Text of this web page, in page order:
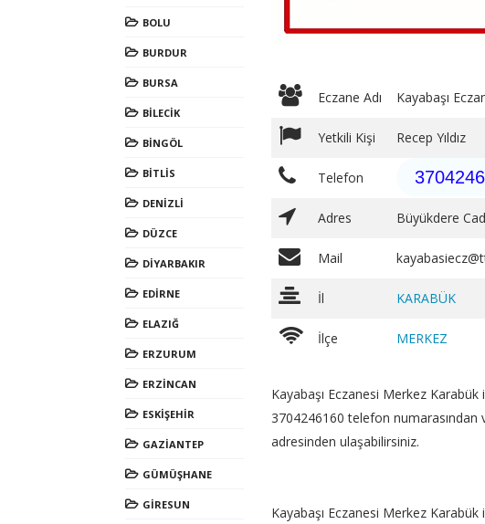
BOLU
BURDUR
BURSA
BİLECİK
BİNGÖL
BİTLİS
DENİZLİ
DÜZCE
DİYARBAKIR
EDİRNE
ELAZIĞ
ERZURUM
ERZİNCAN
ESKİŞEHİR
GAZİANTEP
GÜMÜŞHANE
GİRESUN
Eczane Adı Kayabaşı
Yetkili Kişi Recep Yıldız
Telefon
Adres Büyükdere
Mail
İl KARABÜK
İlçe MERKEZ
Kayabaşı Eczanesi Merkez
3704246160 telefon
adresinden ulaşabilirsiniz.
Kayabaşı Eczanesi Merkez